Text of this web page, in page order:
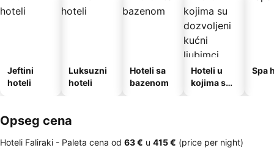
Jeftini
hoteli
Luksuzni
hoteli
Hoteli sa
bazenom
Hoteli u
kojima su
Spa
Opseg cena
Hoteli Faliraki - Paleta cena od ‎63 € u ‎415 € (price per night)